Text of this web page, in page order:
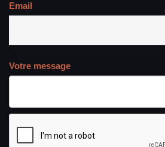
Email
Votre message